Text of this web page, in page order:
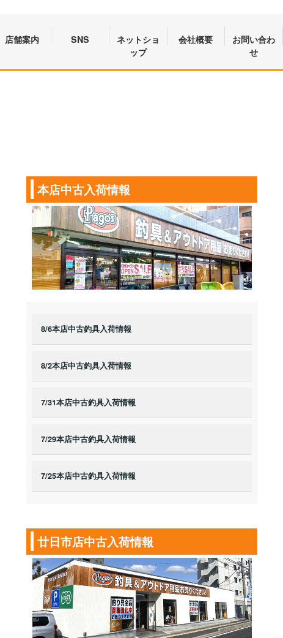
店舗案内 SNS
ネットショ
ップ
会社概要
お問い合わ
せ
本店中古入荷情報
8/6本店中古釣具入荷情報
8/2本店中古釣具入荷情報
7/31本店中古釣具入荷情報
7/29本店中古釣具入荷情報
7/25本店中古釣具入荷情報
廿日市店中古入荷情報